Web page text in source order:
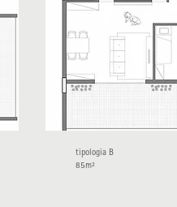
tipologia B
85m²